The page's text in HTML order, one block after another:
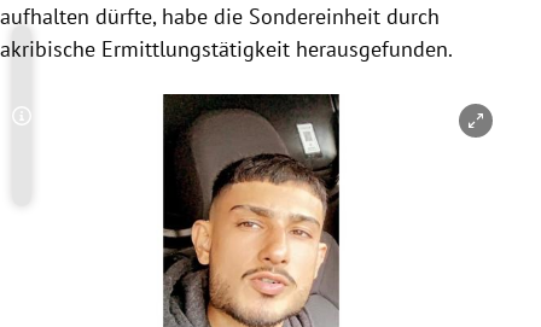
aufhalten dürfte, habe die Sondereinheit durch
akribische Ermittlungstätigkeit herausgefunden.
Copyright-Hinweis öffnen/schließen